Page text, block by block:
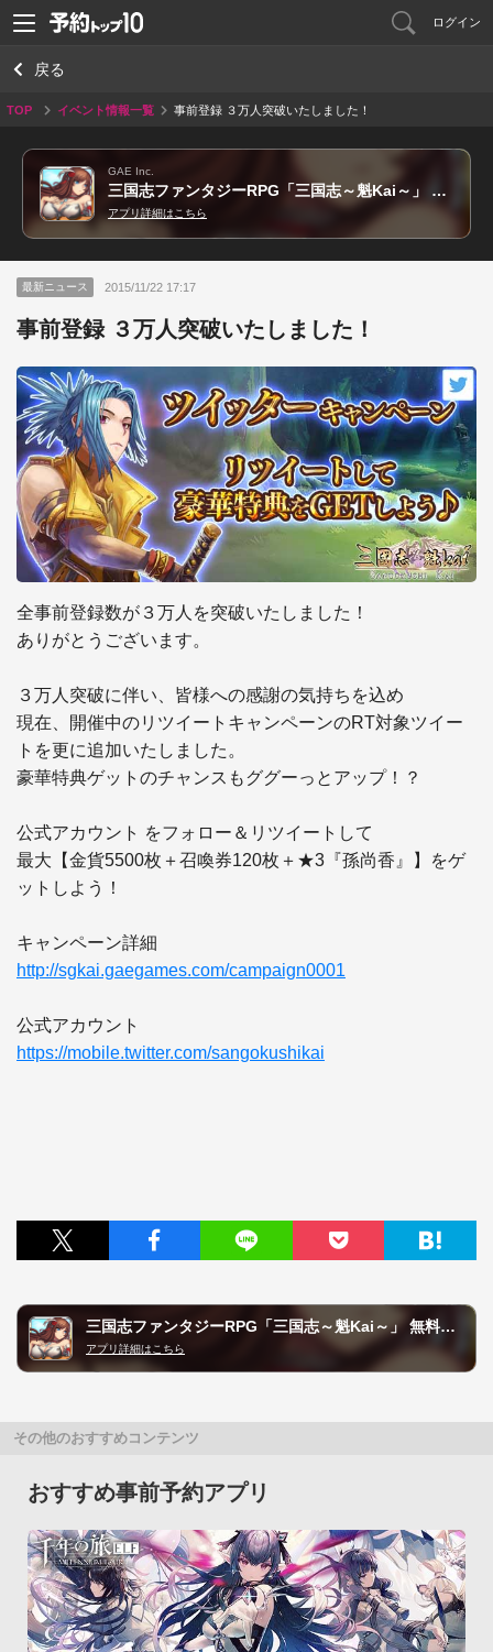
ログイン
戻る
TOP イベント情報一覧 事前登録 ３万人突破いたしました！
GAE Inc.
三国志ファンタジーRPG「三国志～魁Kai～」 無料オンラインゲーム！
アプリ詳細はこちら
最新ニュース 2015/11/22 17:17
事前登録 ３万人突破いたしました！
全事前登録数が３万人を突破いたしました！
ありがとうございます。
３万人突破に伴い、皆様への感謝の気持ちを込め
現在、開催中のリツイートキャンペーンのRT対象ツイー
トを更に追加いたしました。
豪華特典ゲットのチャンスもググーっとアップ！？
公式アカウント をフォロー＆リツイートして
最大【金貨5500枚＋召喚券120枚＋★3『孫尚香』】をゲ
ットしよう！
http://sgkai.gaegames.com/campaign0001
https://mobile.twitter.com/sangokushikai
三国志ファンタジーRPG「三国志～魁Kai～」 無料オンラインゲーム！
アプリ詳細はこちら
その他のおすすめコンテンツ
おすすめ事前予約アプリ